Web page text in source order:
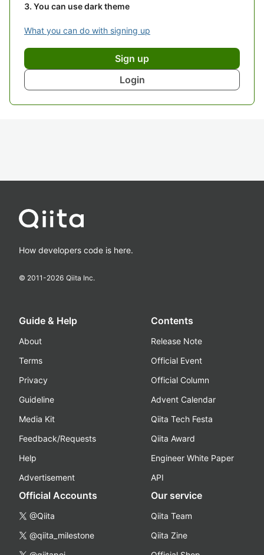
You can use dark theme
What you can do with signing up
Sign up
Login
How developers code is here.
© 2011-2026 Qiita Inc.
Guide & Help
About
Terms
Privacy
Guideline
Media Kit
Feedback/Requests
Help
Advertisement
Contents
Release Note
Official Event
Official Column
Advent Calendar
Qiita Tech Festa
Qiita Award
Engineer White Paper
API
Official Accounts
@Qiita
@qiita_milestone
Our service
Qiita Team
Qiita Zine